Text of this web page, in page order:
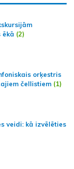
ēkā (2)
orķestris
čellistiem (1)
veidi: kā izvēlēties